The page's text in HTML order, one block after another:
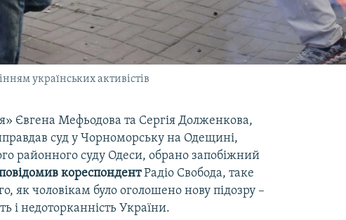
українських активістів
Євгена Мефьодова та Сергія Долженкова,
суд у Чорноморську на Одещині,
районного суду Одеси, обрано запобіжний
кореспондентРадіо Свобода, таке
як чоловікам було оголошено нову підозру –
і недоторканність України.